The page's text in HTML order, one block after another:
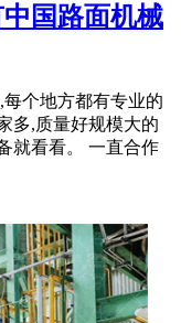
国路面机械
个地方都有专业的
多,质量好规模大的
就看看。 一直合作